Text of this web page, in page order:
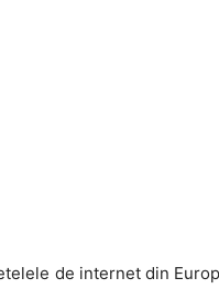
de internet din